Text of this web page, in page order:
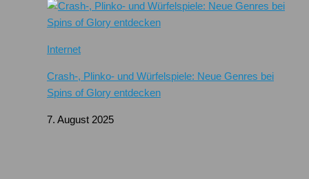
Internet
Crash-, Plinko- und Würfelspiele: Neue Genres bei
Spins of Glory entdecken
7. August 2025